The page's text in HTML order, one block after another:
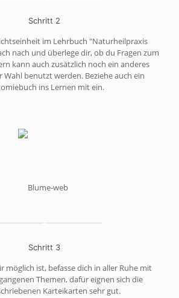
Schritt 2
im Lehrbuch "Naturheilpraxis
nach und überlege dir, ob du Fragen zum
kann auch zusätzlich noch ein anderes
Wahl benutzt werden. Beziehe auch ein
ins Lernen mit ein.
Schritt 3
möglich ist, befasse dich in aller Ruhe mit
Themen, dafür eignen sich die
Karteikarten sehr gut.